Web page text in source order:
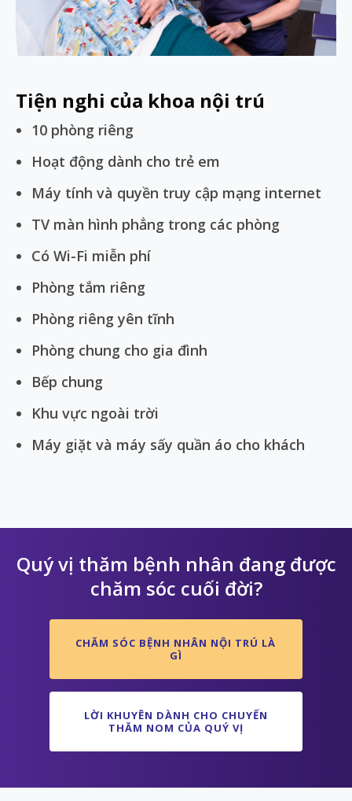
Tiện nghi của khoa nội trú
10 phòng riêng
Hoạt động dành cho trẻ em
Máy tính và quyền truy cập mạng internet
TV màn hình phẳng trong các phòng
Có Wi-Fi miễn phí
Phòng tắm riêng
Phòng riêng yên tĩnh
Phòng chung cho gia đình
Bếp chung
Khu vực ngoài trời
Máy giặt và máy sấy quần áo cho khách
Quý vị thăm bệnh nhân đang được
chăm sóc cuối đời?
CHĂM SÓC BỆNH NHÂN NỘI TRÚ LÀ
GÌ
LỜI KHUYÊN DÀNH CHO CHUYẾN
THĂM NOM CỦA QUÝ VỊ